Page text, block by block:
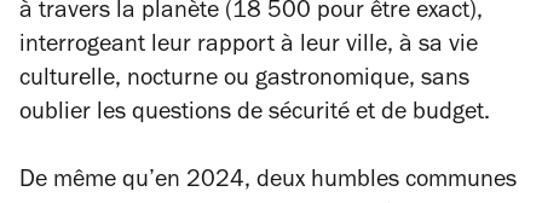
à travers la planète (18 500 pour être exact),
interrogeant leur rapport à leur ville, à sa vie
culturelle, nocturne ou gastronomique, sans
oublier les questions de sécurité et de budget.
De même qu’en 2024, deux humbles communes